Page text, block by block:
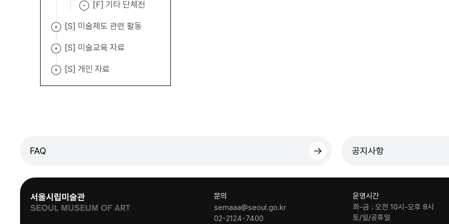
[F] 기타 단체전
[S] 미술제도 관련 활동
[S] 미술교육 자료
[S] 개인 자료
FAQ 공지사항
문의
semaaa@seoul.go.kr
02-2124-7400
운영시간
화-금 : 오전 10시-오후 8시
토/일/공휴일